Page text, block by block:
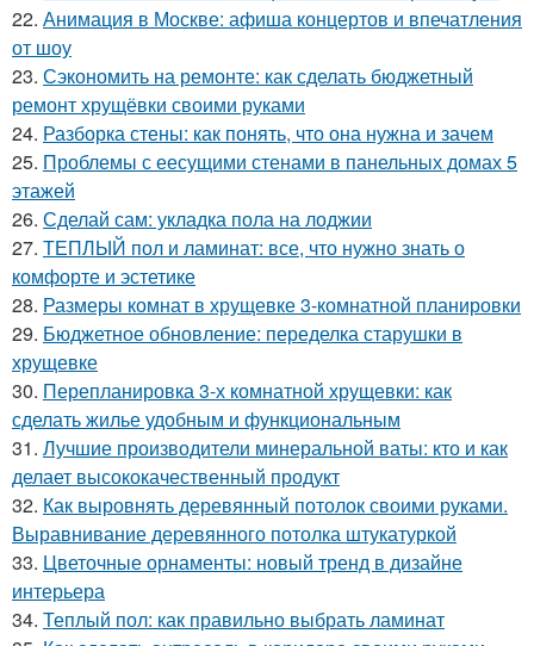
22. Анимация в Москве: афиша концертов и впечатления
от шоу
23. Сэкономить на ремонте: как сделать бюджетный
ремонт хрущёвки своими руками
24. Разборка стены: как понять, что она нужна и зачем
25. Проблемы с еесущими стенами в панельных домах 5
этажей
26. Сделай сам: укладка пола на лоджии
27. ТЕПЛЫЙ пол и ламинат: все, что нужно знать о
комфорте и эстетике
28. Размеры комнат в хрущевке 3-комнатной планировки
29. Бюджетное обновление: переделка старушки в
хрущевке
30. Перепланировка 3-х комнатной хрущевки: как
сделать жилье удобным и функциональным
31. Лучшие производители минеральной ваты: кто и как
делает высококачественный продукт
32. Как выровнять деревянный потолок своими руками.
Выравнивание деревянного потолка штукатуркой
33. Цветочные орнаменты: новый тренд в дизайне
интерьера
34. Теплый пол: как правильно выбрать ламинат